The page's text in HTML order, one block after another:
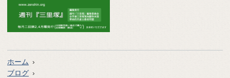
ホーム
ブログ